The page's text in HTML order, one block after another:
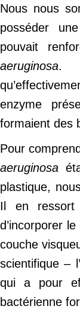
Nous nous
posséder
pouvait
aeruginosa.
enzyme
formaient des
Pour
aeruginosa
plastique,
Il en ressort
d’incorporer
couche
scientifique –
qui a pour
bactérienne